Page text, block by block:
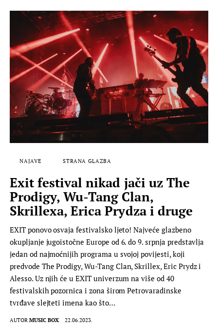
NAJAVE STRANA GLAZBA
Exit festival nikad jači uz The
Prodigy, Wu-Tang Clan,
Skrillexa, Erica Prydza i druge
EXIT ponovo osvaja festivalsko ljeto! Najveće glazbeno
okupljanje jugoistočne Europe od 6. do 9. srpnja predstavlja
jedan od najmoćnijih programa u svojoj povijesti, koji
predvode The Prodigy, Wu-Tang Clan, Skrillex, Eric Prydz i
Alesso. Uz njih će u EXIT univerzum na više od 40
festivalskih pozornica i zona širom Petrovaradinske
tvrđave slejteti imena kao što…
AUTOR MUSIC BOX 22.06.2023.